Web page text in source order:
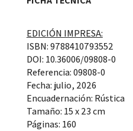
EDICIÓN IMPRESA:
ISBN: 9788410793552
DOI: 10.36006/09808-0
Referencia: 09808-0
Fecha: julio, 2026
Encuadernación: Rústica
Tamaño: 15 x 23 cm
Páginas: 160